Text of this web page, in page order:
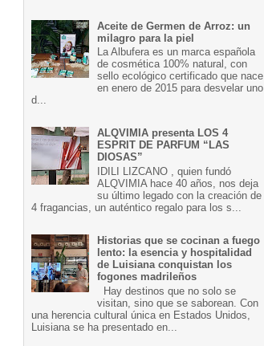
Aceite de Germen de Arroz: un
milagro para la piel
La Albufera es un marca española
de cosmética 100% natural, con
sello ecológico certificado que nace
en enero de 2015 para desvelar uno
d...
ALQVIMIA presenta LOS 4
ESPRIT DE PARFUM “LAS
DIOSAS”
IDILI LIZCANO , quien fundó
ALQVIMIA hace 40 años, nos deja
su último legado con la creación de
4 fragancias, un auténtico regalo para los s...
Historias que se cocinan a fuego
lento: la esencia y hospitalidad
de Luisiana conquistan los
fogones madrileños
Hay destinos que no solo se
visitan, sino que se saborean. Con
una herencia cultural única en Estados Unidos,
Luisiana se ha presentado en...